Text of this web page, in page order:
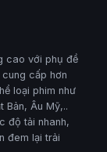
cao với phụ đề
cấp hơn
loại phim như
Bản, Âu Mỹ,..
độ tải nhanh,
đem lại trải